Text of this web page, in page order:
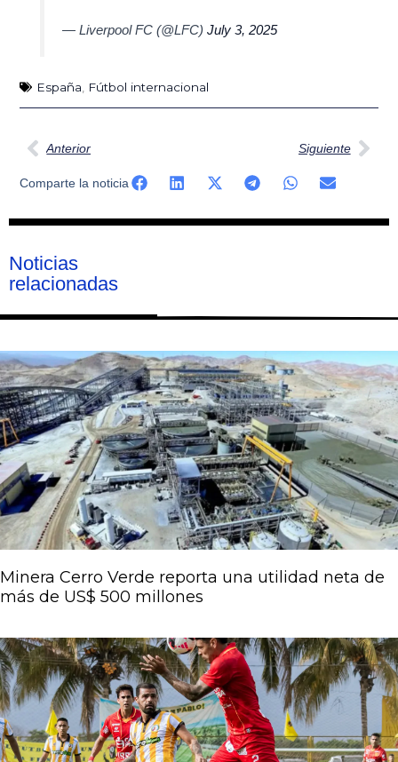
— Liverpool FC (@LFC)July 3, 2025
España Fútbol internacional
Ant
Anterior Siguiente
Comparte la noticia
Noticias
relacionadas
Minera Cerro Verde reporta una utilidad neta de
más de US$ 500 millones
Página
Página
Página
Página
Página